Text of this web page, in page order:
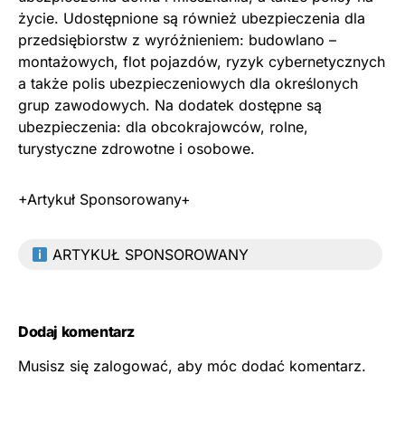
życie. Udostępnione są również ubezpieczenia dla
przedsiębiorstw z wyróżnieniem: budowlano –
montażowych, flot pojazdów, ryzyk cybernetycznych
a także polis ubezpieczeniowych dla określonych
grup zawodowych. Na dodatek dostępne są
ubezpieczenia: dla obcokrajowców, rolne,
turystyczne zdrowotne i osobowe.
+Artykuł Sponsorowany+
ARTYKUŁ SPONSOROWANY
Dodaj komentarz
Musisz się zalogować, aby móc dodać komentarz.